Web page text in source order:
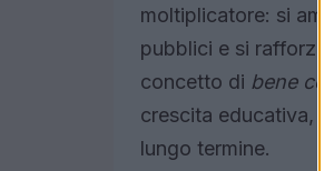
moltiplicatore: si
pubblici e si
concetto di bene
crescita educativa,
lungo termine.